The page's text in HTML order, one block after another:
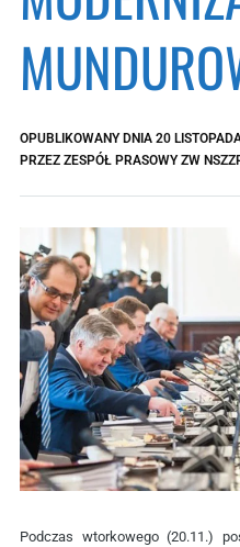
OPUBLIKOWANY DNIA 20
PRZEZ ZESPÓŁ PRASOWY ZW
Podczas wtorkowego (20.11.)